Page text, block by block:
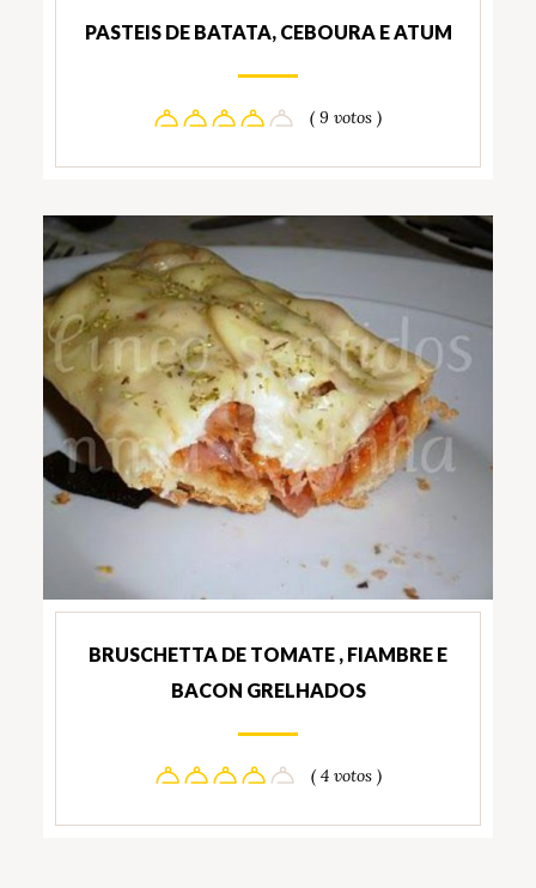
PASTEIS DE BATATA, CEBOURA E ATUM
( 9 votos )
BRUSCHETTA DE TOMATE , FIAMBRE E
BACON GRELHADOS
( 4 votos )